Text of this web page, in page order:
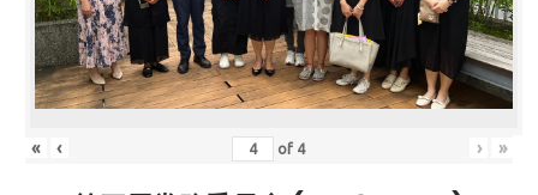
« ‹ of 4 › »